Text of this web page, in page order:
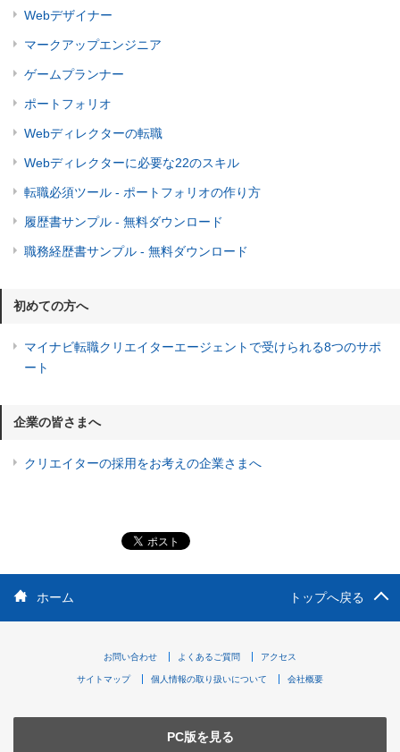
Webデザイナー
マークアップエンジニア
ゲームプランナー
ポートフォリオ
Webディレクターの転職
Webディレクターに必要な22のスキル
転職必須ツール - ポートフォリオの作り方
履歴書サンプル - 無料ダウンロード
職務経歴書サンプル - 無料ダウンロード
初めての方へ
マイナビ転職クリエイターエージェントで受けられる8つのサポ
ート
企業の皆さまへ
クリエイターの採用をお考えの企業さまへ
ホーム トップへ戻る
お問い合わせ よくあるご質問 アクセス
サイトマップ 個人情報の取り扱いについて 会社概要
PC版を見る